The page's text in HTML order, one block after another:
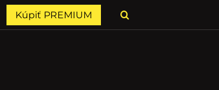
Kúpiť PREMIUM